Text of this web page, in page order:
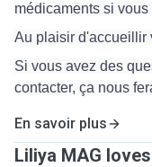
médicaments si
Au plaisir d'accueillir
Si vous avez des
contacter, ça nous
En savoir plus
Liliya MAG